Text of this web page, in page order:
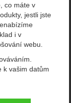
co máte v
jestli jste
i v
webu.
k vašim datům